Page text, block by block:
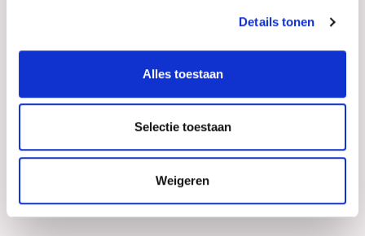
Details tonen
Alles toestaan
Selectie toestaan
Weigeren